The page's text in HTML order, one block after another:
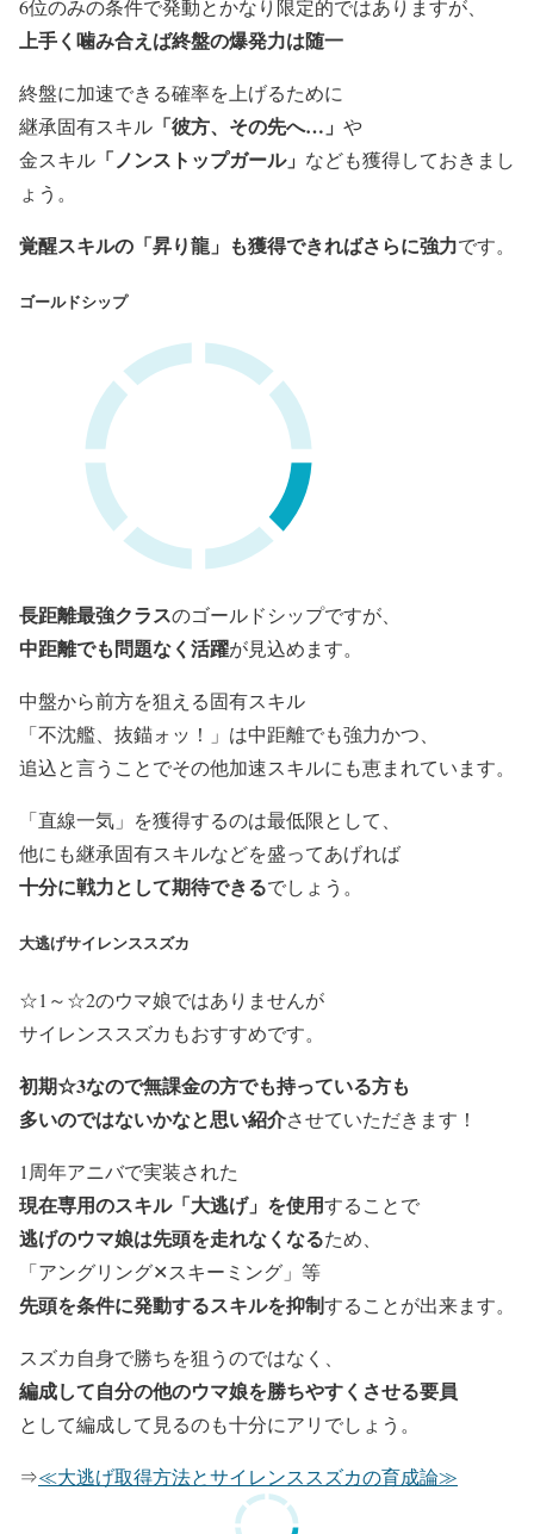
6位のみの条件で発動とかなり限定的ではありますが、
上手く噛み合えば終盤の爆発力は随一
終盤に加速できる確率を上げるために
継承固有スキル 「彼方、その先へ…」 や
金スキル 「ノンストップガール」 なども獲得しておきまし
ょう。
覚醒スキルの「昇り龍」も獲得できればさらに強力です。
ゴールドシップ
長距離最強クラスのゴールドシップですが、
中距離でも問題なく活躍が見込めます。
中盤から前方を狙える固有スキル
「不沈艦、抜錨ォッ！
」は中距離でも強力かつ、
追込と言うことでその他加速スキルにも恵まれています。
「直線一気」を獲得するのは最低限として、
他にも継承固有スキルなどを盛ってあげれば
十分に戦力として期待できるでしょう。
大逃げサイレンススズカ
☆1～☆2のウマ娘ではありませんが
サイレンススズカもおすすめです。
初期☆3なので無課金の方でも持っている方も
多いのではないかなと思い紹介させていただきます！
1周年アニバで実装された
現在専用のスキル「大逃げ」を使用することで
逃げのウマ娘は先頭を走れなくなるため、
「アングリング✕スキーミング」等
先頭を条件に発動するスキルを抑制することが出来ます。
スズカ自身で勝ちを狙うのではなく、
編成して自分の他のウマ娘を勝ちやすくさせる要員
として編成して見るのも十分にアリでしょう。
⇒≪大逃げ取得方法とサイレンススズカの育成論≫